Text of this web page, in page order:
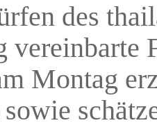
des
vereinbarte
Montag